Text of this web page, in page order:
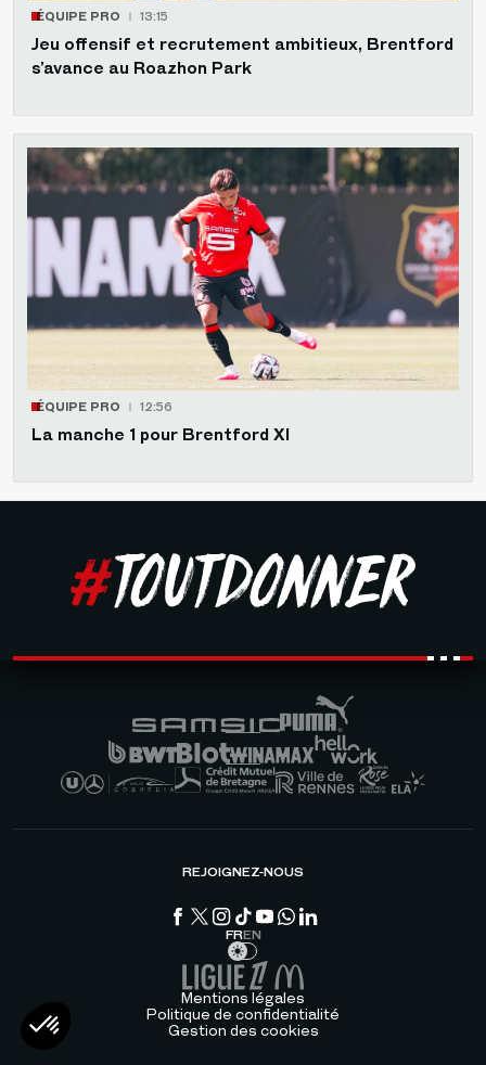
ÉQUIPE PRO 13:15
Jeu offensif et recrutement ambitieux, Brentford
s’avance au Roazhon Park
ÉQUIPE PRO 12:56
La manche 1 pour Brentford XI
REJOIGNEZ-NOUS
FREN
Mentions légales
Politique de confidentialité
Gestion des cookies